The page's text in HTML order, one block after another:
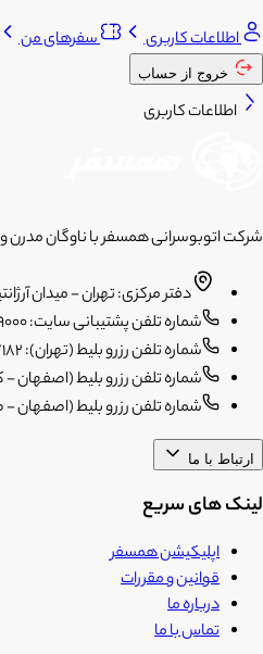
اطلاعات کاربری سفرهای من
خروج از حساب
اطلاعات کاربری
شرکت اتوبوسرانی همسفر با ناوگان مدرن
دفتر مرکزی: تهران - میدان
شماره تلفن پشتیبانی سایت: 41609000-021
شماره تلفن رزرو بلیط (تهران): 7182-021
شماره تلفن رزرو بلیط (اصفهان - کاوه):
شماره تلفن رزرو بلیط (اصفهان - صفه):
ارتباط با ما
لینک های سریع
اپلیکیشن همسفر
قوانین و مقررات
درباره ما
تماس با ما